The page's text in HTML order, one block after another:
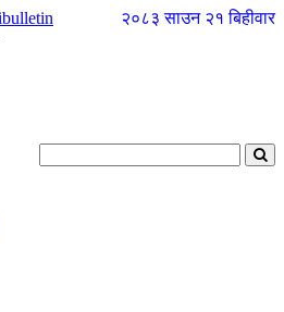
२०८३ साउन २१ बिहीवार